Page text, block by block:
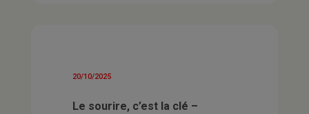
20/10/2025
Le sourire, c’est la clé –